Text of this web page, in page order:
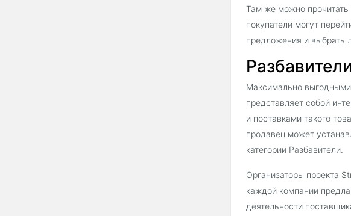
Там же можно прочитать
покупатели могут
предложения и выбрать
Максимально
представляет собой
и поставками такого
продавец может
категории Разбавители.
Организаторы проекта
каждой компании
деятельности